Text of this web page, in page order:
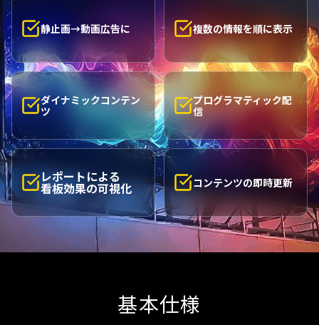
静止画→動画広告に 複数の情報を順に表示
ダイナミックコンテン
ツ
プログラマティック配
信
レポートによる
看板効果の可視化 コンテンツの即時更新
基本仕様